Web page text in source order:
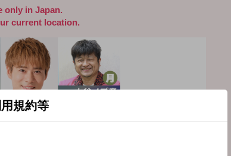
only in Japan.
current location.
規約等